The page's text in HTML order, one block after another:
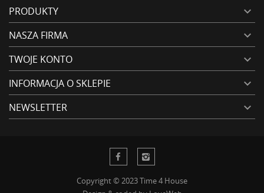
PRODUKTY 
NASZA FIRMA 
TWOJE KONTO 
INFORMACJA O SKLEPIE 
NEWSLETTER 
Copyright © 2023 Time 4 House